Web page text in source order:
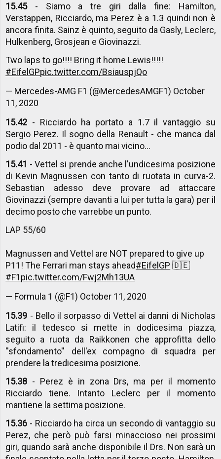
15.45- Siamo a tre giri dalla fine: Hamilton,
Verstappen, Ricciardo, ma Perez è a 1.3 quindi non è
ancora finita. Sainz è quinto, seguito da Gasly, Leclerc,
Hulkenberg, Grosjean e Giovinazzi.
Two laps to go!!!! Bring it home Lewis!!!!!
#EifelGPpic.twitter.com/BsiauspjQo
— Mercedes-AMG F1 (@MercedesAMGF1) October
11, 2020
15.42 - Ricciardo ha portato a 1.7 il vantaggio su
Sergio Perez. Il sogno della Renault - che manca dal
podio dal 2011 - è quanto mai vicino...
15.41 - Vettel si prende anche l'undicesima posizione
di Kevin Magnussen con tanto di ruotata in curva-2.
Sebastian adesso deve provare ad attaccare
Giovinazzi (sempre davanti a lui per tutta la gara) per il
decimo posto che varrebbe un punto.
LAP 55/60
Magnussen and Vettel are NOT prepared to give up
P11! The Ferrari man stays ahead#EifelGP 🇩🇪
#F1pic.twitter.com/Fwj2Mh13UA
— Formula 1 (@F1) October 11, 2020
15.39 - Bello il sorpasso di Vettel ai danni di Nicholas
Latifi: il tedesco si mette in dodicesima piazza,
seguito a ruota da Raikkonen che approfitta dello
''sfondamento'' dell'ex compagno di squadra per
prendere la tredicesima posizione.
15.38 - Perez è in zona Drs, ma per il momento
Ricciardo tiene. Intanto Leclerc per il momento
mantiene la settima posizione.
15.36 - Ricciardo ha circa un secondo di vantaggio su
Perez, che però può farsi minaccioso nei prossimi
giri, quando sarà anche disponibile il Drs. Non sarà un